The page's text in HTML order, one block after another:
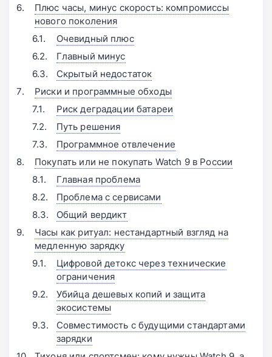
Плюс часы, минус скорость: компромиссы
нового поколения
Очевидный плюс
Главный минус
Скрытый недостаток
Риски и программные обходы
Риск деградации батареи
Путь решения
Программное отвлечение
Покупать или не покупать Watch 9 в России
Главная проблема
Проблема с сервисами
Общий вердикт
Часы как ритуал: нестандартный взгляд на
медленную зарядку
Цифровой детокс через технические
ограничения
Убийца дешевых копий и защита
экосистемы
Совместимость с будущими стандартами
зарядки